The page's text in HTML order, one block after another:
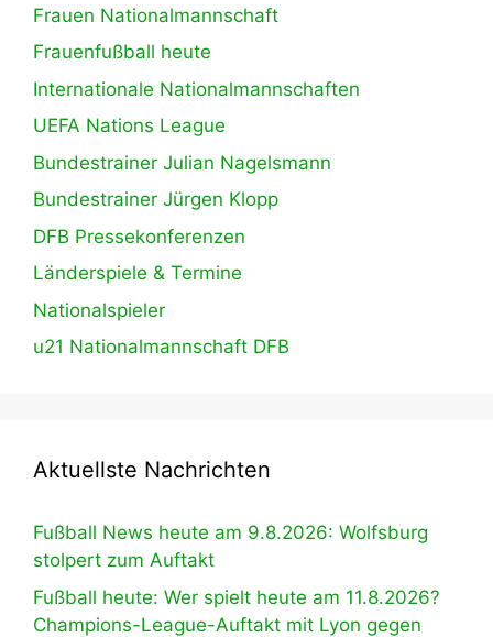
Frauen Nationalmannschaft
Frauenfußball heute
Internationale Nationalmannschaften
UEFA Nations League
Bundestrainer Julian Nagelsmann
Bundestrainer Jürgen Klopp
DFB Pressekonferenzen
Länderspiele & Termine
Nationalspieler
u21 Nationalmannschaft DFB
Aktuellste Nachrichten
Fußball News heute am 9.8.2026: Wolfsburg
stolpert zum Auftakt
Fußball heute: Wer spielt heute am 11.8.2026?
Champions-League-Auftakt mit Lyon gegen